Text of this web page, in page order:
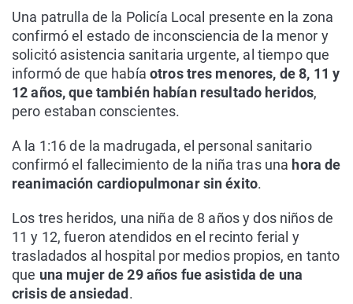
Una patrulla de la Policía Local presente en la zona
confirmó el estado de inconsciencia de la menor y
solicitó asistencia sanitaria urgente, al tiempo que
informó de que había otros tres menores, de 8, 11 y
12 años, que también habían resultado heridos,
pero estaban conscientes.
A la 1:16 de la madrugada, el personal sanitario
confirmó el fallecimiento de la niña tras una hora de
reanimación cardiopulmonar sin éxito.
Los tres heridos, una niña de 8 años y dos niños de
11 y 12, fueron atendidos en el recinto ferial y
trasladados al hospital por medios propios, en tanto
que una mujer de 29 años fue asistida de una
crisis de ansiedad .